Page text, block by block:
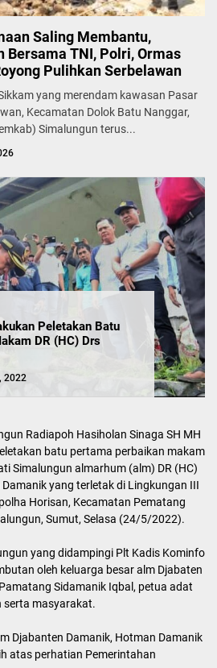
Saling Membantu,
Bersama TNI, Polri, Ormas
Pulihkan Serbelawan
yang merendam kawasan Pasar
Kecamatan Dolok Batu Nanggar,
Simalungun terus...
Peletakan Batu
DR (HC) Drs
2022
Radiapoh Hasiholan Sinaga SH MH
batu pertama perbaikan makam
Simalungun almarhum (alm) DR (HC)
Damanik yang terletak di Lingkungan III
Horisan, Kecamatan Pematang
Sumut, Selasa (24/5/2022).
yang didampingi Plt Kadis Kominfo
oleh keluarga besar alm Djabaten
Sidamanik Iqbal, petua adat
serta masyarakat.
Djabanten Damanik, Hotman Damanik
atas perhatian Pemerintahan